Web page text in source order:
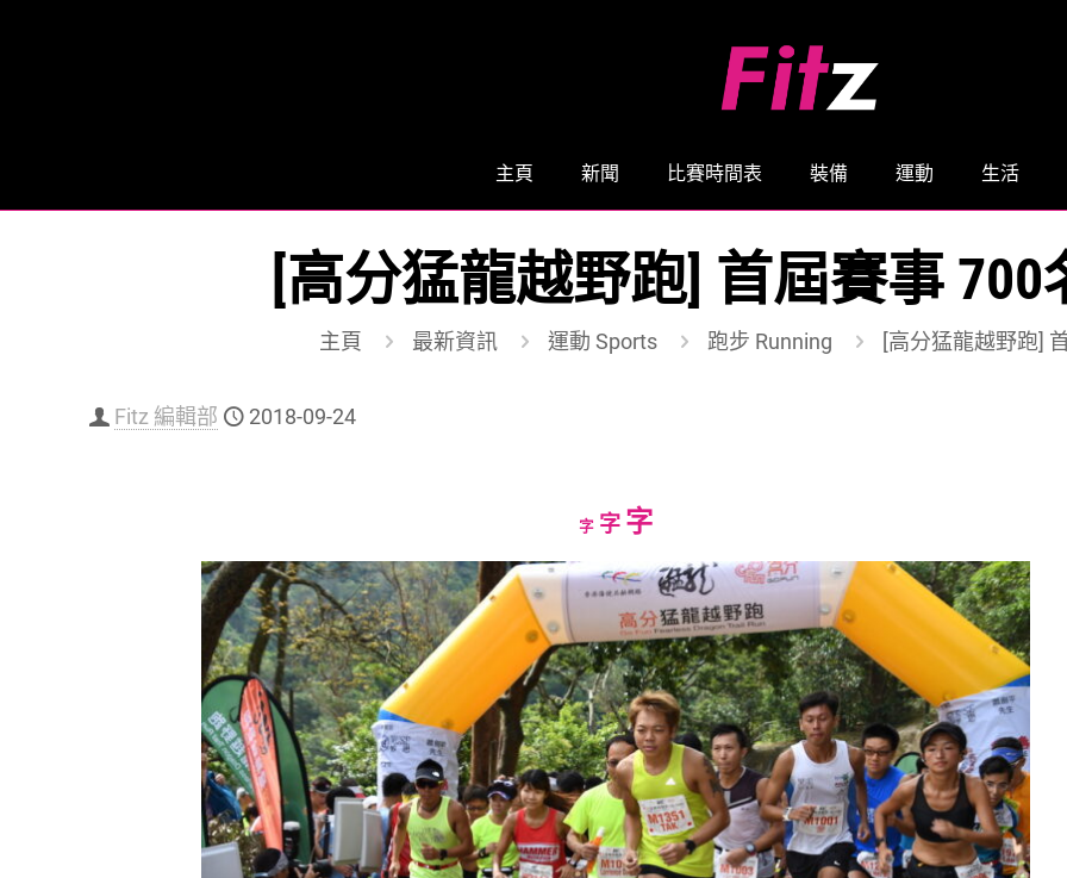
主頁 新聞 比賽時間表 裝備 運動 生活
[高分猛龍越野跑] 首屆賽事
主頁 最新資訊 運動 Sports 跑步 Running [高分猛龍越野跑]
Fitz 編輯部 2018-09-24
字Decrease
size.
字Reset
size.
字Increase
size.